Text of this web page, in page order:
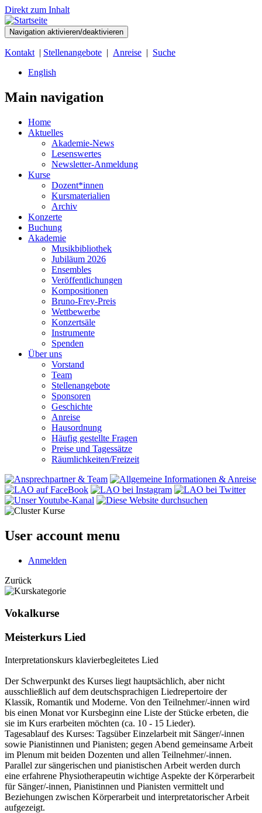
Direkt zum Inhalt
Navigation aktivieren/deaktivieren
Kontakt | Stellenangebote | Anreise | Suche
English
Main navigation
Home
Aktuelles
Akademie-News
Lesenswertes
Newsletter-Anmeldung
Kurse
Dozent*innen
Kursmaterialien
Archiv
Konzerte
Buchung
Akademie
Musikbibliothek
Jubiläum 2026
Ensembles
Veröffentlichungen
Kompositionen
Bruno-Frey-Preis
Wettbewerbe
Konzertsäle
Instrumente
Spenden
Über uns
Vorstand
Team
Stellenangebote
Sponsoren
Geschichte
Anreise
Hausordnung
Häufig gestellte Fragen
Preise und Tagessätze
Räumlichkeiten/Freizeit
User account menu
Anmelden
Zurück
Vokalkurse
Meisterkurs Lied
Interpretationskurs klavierbegleitetes Lied
Der Schwerpunkt des Kurses liegt hauptsächlich, aber nicht
ausschließlich auf dem deutschsprachigen Liedrepertoire der
Klassik, Romantik und Moderne. Von den Teilnehmer/-innen wird
bis einen Monat vor Kursbeginn eine Liste der Stücke erbeten, die
sie im Kurs erarbeiten möchten (ca. 10 - 15 Lieder).
Tagesablauf des Kurses: Tagsüber Einzelarbeit mit Sänger/-innen
sowie Pianistinnen und Pianisten; gegen Abend gemeinsame Arbeit
im Plenum mit beiden Dozenten und allen Teilnehmer/-innen.
Parallel zur sängerischen und pianistischen Arbeit werden durch
eine erfahrene Physiotherapeutin wichtige Aspekte der Körperarbeit
für Sänger/-innen, Pianistinnen und Pianisten vermittelt und
Beziehungen zwischen Körperarbeit und interpretatorischer Arbeit
aufgezeigt.